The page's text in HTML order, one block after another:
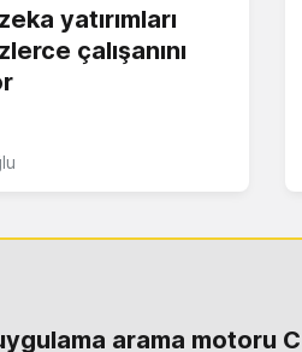
yatırımları
çalışanını
arama motoru